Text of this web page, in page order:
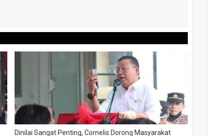
Dinilai Sangat Penting, Cornelis Dorong Masyarakat